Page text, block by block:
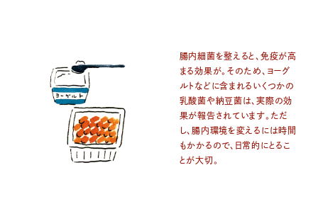
腸内細菌を整えると、免疫が高
まる効果が。そのため、ヨーグ
ルトなどに含まれるいくつかの
乳酸菌や納豆菌は、実際の効
果が報告されています。ただ
し、腸内環境を変えるには時間
もかかるので、日常的にとるこ
とが大切。